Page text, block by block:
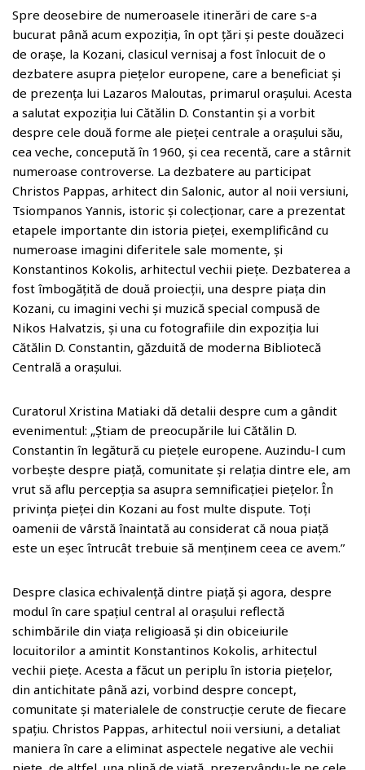
Spre deosebire de numeroasele itinerări de care s-a
bucurat până acum expoziția, în opt țări și peste douăzeci
de orașe, la Kozani, clasicul vernisaj a fost înlocuit de o
dezbatere asupra piețelor europene, care a beneficiat și
de prezența lui Lazaros Maloutas, primarul orașului. Acesta
a salutat expoziția lui Cătălin D. Constantin și a vorbit
despre cele două forme ale pieței centrale a orașului său,
cea veche, concepută în 1960, și cea recentă, care a stârnit
numeroase controverse. La dezbatere au participat
Christos Pappas, arhitect din Salonic, autor al noii versiuni,
Tsiompanos Yannis, istoric și colecționar, care a prezentat
etapele importante din istoria pieței, exemplificând cu
numeroase imagini diferitele sale momente, și
Konstantinos Kokolis, arhitectul vechii piețe. Dezbaterea a
fost îmbogățită de două proiecții, una despre piața din
Kozani, cu imagini vechi și muzică special compusă de
Nikos Halvatzis, și una cu fotografiile din expoziția lui
Cătălin D. Constantin, găzduită de moderna Bibliotecă
Centrală a orașului.
Curatorul Xristina Matiaki dă detalii despre cum a gândit
evenimentul: „Știam de preocupările lui Cătălin D.
Constantin în legătură cu piețele europene. Auzindu-l cum
vorbește despre piață, comunitate și relația dintre ele, am
vrut să aflu percepția sa asupra semnificației piețelor. În
privința pieței din Kozani au fost multe dispute. Toți
oamenii de vârstă înaintată au considerat că noua piață
este un eșec întrucât trebuie să menținem ceea ce avem.”
Despre clasica echivalență dintre piață și agora, despre
modul în care spațiul central al orașului reflectă
schimbările din viața religioasă și din obiceiurile
locuitorilor a amintit Konstantinos Kokolis, arhitectul
vechii piețe. Acesta a făcut un periplu în istoria piețelor,
din antichitate până azi, vorbind despre concept,
comunitate și materialele de construcție cerute de fiecare
spațiu. Christos Pappas, arhitectul noii versiuni, a detaliat
maniera în care a eliminat aspectele negative ale vechii